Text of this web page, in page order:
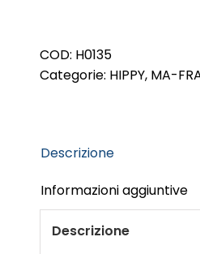
quantità
COD: H0135
Categorie: HIPPY, MA-
Descrizione
Informazioni aggiuntive
Descrizione